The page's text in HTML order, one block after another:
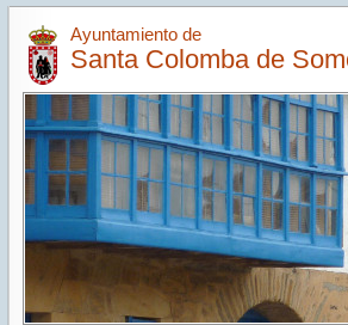
Ayuntamiento de
Santa Colomba de